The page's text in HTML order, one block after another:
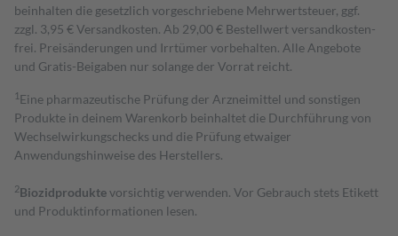
beinhalten die gesetzlich vorgeschriebene Mehrwertsteuer, ggf.
zzgl. 3,95 € Versandkosten. Ab 29,00 € Bestell­wert versand­kosten­
frei. Preisänderungen und Irrtümer vorbehalten. Alle Angebote
und Gratis-Beigaben nur solange der Vorrat reicht.
1 Eine pharmazeutische Prüfung der Arzneimittel und sonstigen
Produkte in deinem Warenkorb beinhaltet die Durchführung von
Wechselwirkungschecks und die Prüfung etwaiger
Anwendungshinweise des Herstellers.
2Biozidproduktevorsichtig verwenden. Vor Gebrauch stets Etikett
und Produktinformationen lesen.